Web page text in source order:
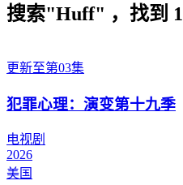
搜索"Huff" ，找到 1
更新至第03集
犯罪心理：演变第十九季
电视剧
2026
美国